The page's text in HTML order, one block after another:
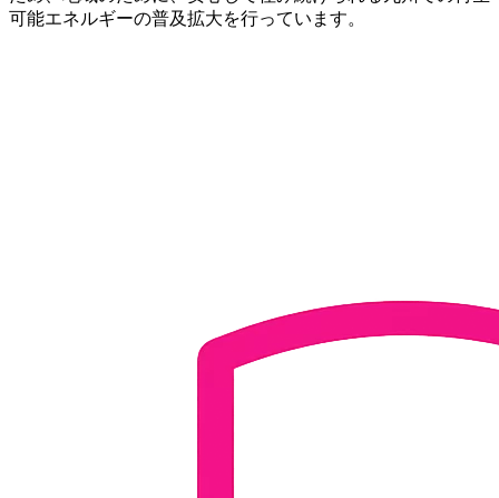
可能エネルギーの普及拡大を行っています。